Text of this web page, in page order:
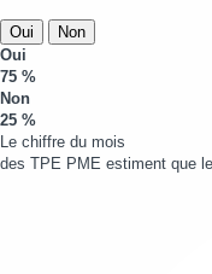
Oui
Non
Oui
75 %
Non
25 %
Le chiffre du mois
des TPE PME estiment que